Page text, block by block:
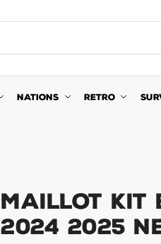
NATIONS RETRO
Maillot Kit
2024 2025